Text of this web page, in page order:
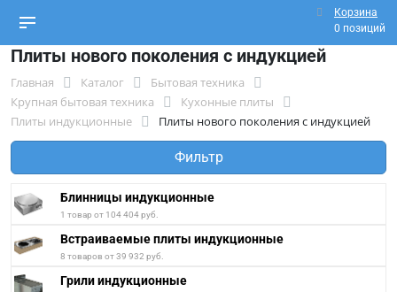
Корзина
0 позиций
Плиты нового поколения с индукцией
Главная Каталог
Бытовая техника
Крупная бытовая техника
Кухонные плиты
Плиты индукционные
Плиты нового поколения с индукцией
Фильтр
Блинницы индукционные
1 товар от 104 404 руб.
Встраиваемые плиты индукционные
8 товаров от 39 932 руб.
Грили индукционные